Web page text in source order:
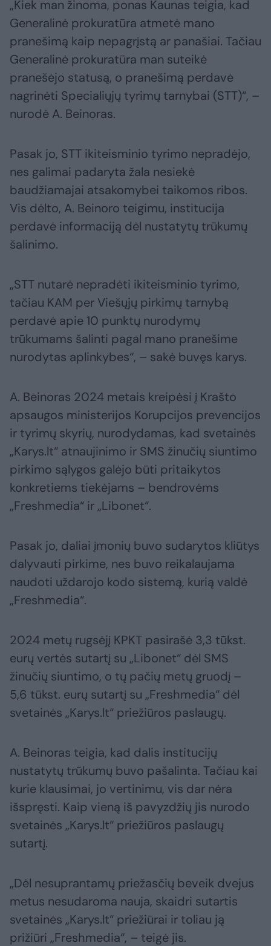
„Kiek man žinoma, ponas Kaunas teigia, kad
Generalinė prokuratūra atmetė mano
pranešimą kaip nepagrįstą ar panašiai. Tačiau
Generalinė prokuratūra man suteikė
pranešėjo statusą, o pranešimą perdavė
nagrinėti Specialiųjų tyrimų tarnybai (STT)“, –
nurodė A. Beinoras.
Pasak jo, STT ikiteisminio tyrimo nepradėjo,
nes galimai padaryta žala nesiekė
baudžiamajai atsakomybei taikomos ribos.
Vis dėlto, A. Beinoro teigimu, institucija
perdavė informaciją dėl nustatytų trūkumų
šalinimo.
„STT nutarė nepradėti ikiteisminio tyrimo,
tačiau KAM per Viešųjų pirkimų tarnybą
perdavė apie 10 punktų nurodymų
trūkumams šalinti pagal mano pranešime
nurodytas aplinkybes“, – sakė buvęs karys.
A. Beinoras 2024 metais kreipėsi į Krašto
apsaugos ministerijos Korupcijos prevencijos
ir tyrimų skyrių, nurodydamas, kad svetainės
„Karys.lt“ atnaujinimo ir SMS žinučių siuntimo
pirkimo sąlygos galėjo būti pritaikytos
konkretiems tiekėjams – bendrovėms
„Freshmedia“ ir „Libonet“.
Pasak jo, daliai įmonių buvo sudarytos kliūtys
dalyvauti pirkime, nes buvo reikalaujama
naudoti uždarojo kodo sistemą, kurią valdė
„Freshmedia“.
2024 metų rugsėjį KPKT pasirašė 3,3 tūkst.
eurų vertės sutartį su „Libonet“ dėl SMS
žinučių siuntimo, o tų pačių metų gruodį –
5,6 tūkst. eurų sutartį su „Freshmedia“ dėl
svetainės „Karys.lt“ priežiūros paslaugų.
A. Beinoras teigia, kad dalis institucijų
nustatytų trūkumų buvo pašalinta. Tačiau kai
kurie klausimai, jo vertinimu, vis dar nėra
išspręsti. Kaip vieną iš pavyzdžių jis nurodo
svetainės „Karys.lt“ priežiūros paslaugų
sutartį.
„Dėl nesuprantamų priežasčių beveik dvejus
metus nesudaroma nauja, skaidri sutartis
svetainės „Karys.lt“ priežiūrai ir toliau ją
prižiūri „Freshmedia“, – teigė jis.